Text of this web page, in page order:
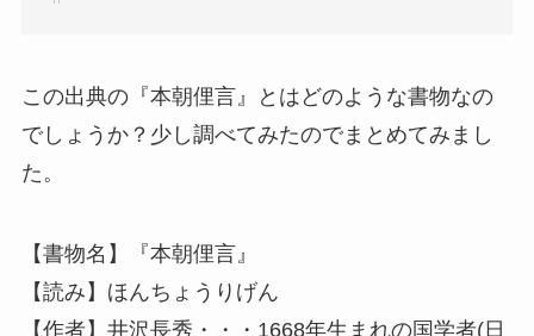
この出典の『本朝俚言』とはどのような書物なの
でしょうか？少し調べてみたのでまとめてみまし
た。
【書物名】『本朝俚言』
【読み】ほんちょうりげん
【作者】井沢長秀・・・1668年生まれの国学者(日